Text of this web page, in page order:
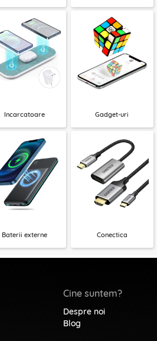
Incarcatoare Gadget-uri
Baterii externe Conectica
Cine suntem?
Despre noi
Blog